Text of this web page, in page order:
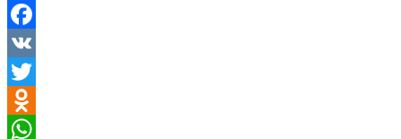
Facebook
VK
Twitter
Odnoklassniki